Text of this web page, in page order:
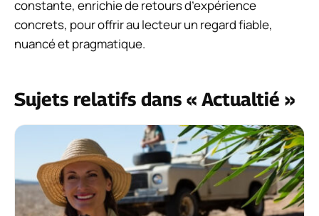
constante, enrichie de retours d’expérience
concrets, pour offrir au lecteur un regard fiable,
nuancé et pragmatique.
Sujets relatifs dans « Actualtié »